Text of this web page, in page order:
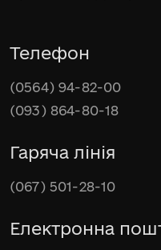
Телефон
(0564) 94-82-00
(093) 864-80-18
Гаряча лінія
(067) 501-28-10
Електронна